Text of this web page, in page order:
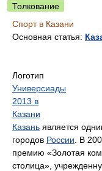
Толкование
Спорт в Казани
Основная статья:
Логотип
Универсиады
2013 в
Казани
Казань является
городов России . В
премию «Золотая
столица»,